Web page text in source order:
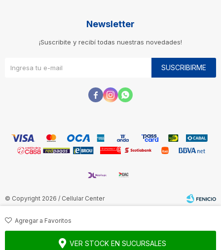
VER STOCK EN SUCURSALES
Newsletter
¡Suscribite y recibí todas nuestras novedades!
SUSCRIBIRME
  
© Copyright 2026 / Cellular Center